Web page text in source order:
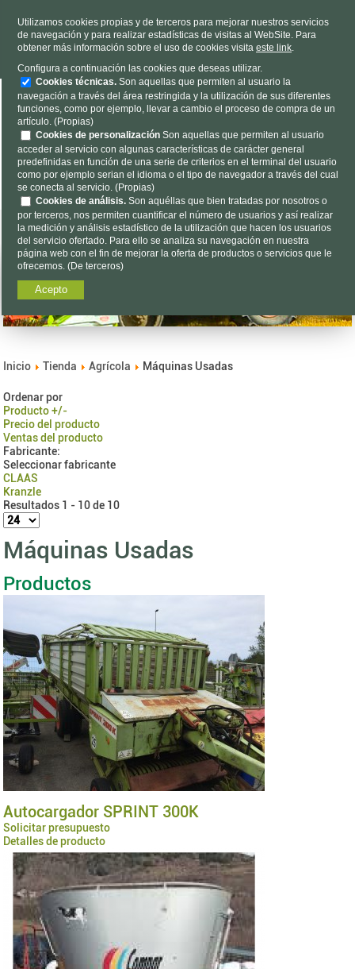
HORARIOL-V 9h a 19h S 9h a 13h
Dónde estamos |Contacto| Nosotros
Encuéntalo aquí...
Inicio Tienda Agrícola Máquinas Usadas
Ordenar por
Producto +/-
Precio del producto
Ventas del producto
Fabricante:
Seleccionar fabricante
CLAAS
Kranzle
Resultados 1 - 10 de 10
Máquinas Usadas
Productos
Autocargador SPRINT 300K
Solicitar presupuesto
Detalles de producto
Utilizamos cookies propias y de terceros para mejorar nuestros servicios
de navegación y para realizar estadísticas de visitas al WebSite. Para
obtener más información sobre el uso de cookies visita este link.
Configura a continuación las cookies que deseas utilizar.
Cookies técnicas. Son aquellas que permiten al usuario la
navegación a través del área restringida y la utilización de sus diferentes
funciones, como por ejemplo, llevar a cambio el proceso de compra de un
artículo. (Propias)
Cookies de personalización Son aquellas que permiten al usuario
acceder al servicio con algunas características de carácter general
predefinidas en función de una serie de criterios en el terminal del usuario
como por ejemplo serian el idioma o el tipo de navegador a través del cual
se conecta al servicio. (Propias)
Cookies de análisis. Son aquéllas que bien tratadas por nosotros o
por terceros, nos permiten cuantificar el número de usuarios y así realizar
la medición y análisis estadístico de la utilización que hacen los usuarios
del servicio ofertado. Para ello se analiza su navegación en nuestra
página web con el fin de mejorar la oferta de productos o servicios que le
ofrecemos. (De terceros)
Acepto